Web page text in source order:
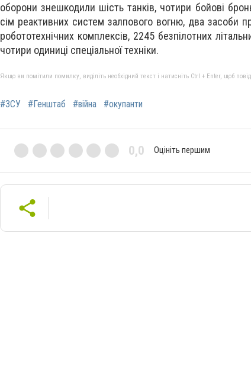
оборони знешкодили шість танків, чотири бойові
сім реактивних систем залпового вогню, два засоби
робототехнічних комплексів, 2245 безпілотних
чотири одиниці спеціальної техніки.
Якщо ви помітили помилку, виділіть необхідний текст і натисніть Ctrl + Enter, щоб
#ЗСУ #Генштаб #війна #окупанти
0,0 Оцініть першим